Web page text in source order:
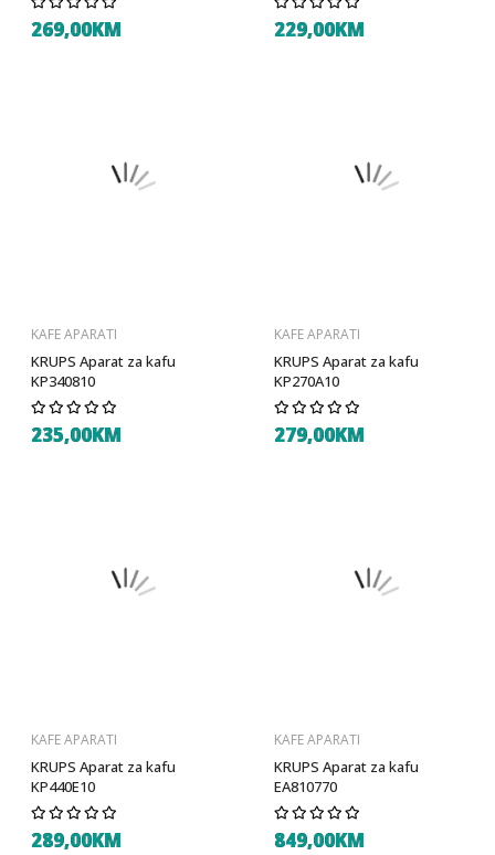
269,00KM 229,00KM
KAFE APARATI
KRUPS Aparat za kafu
KP340810
235,00KM
KAFE APARATI
KRUPS Aparat za kafu
KP270A10
279,00KM
KAFE APARATI
KRUPS Aparat za kafu
KP440E10
289,00KM
KAFE APARATI
KRUPS Aparat za kafu
EA810770
849,00KM